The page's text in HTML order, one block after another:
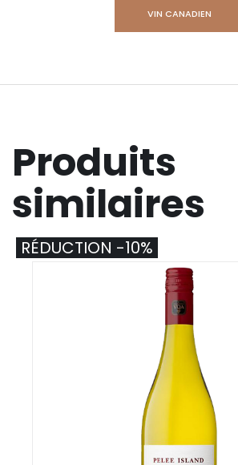
VIN CANADIEN
Produits
similaires
RÉDUCTION -10%